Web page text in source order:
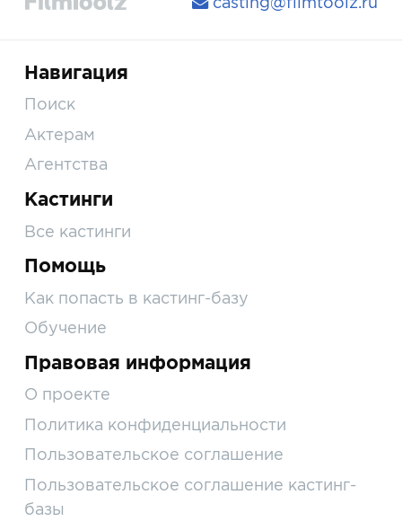
Навигация
Поиск
Актерам
Агентства
Кастинги
Все кастинги
Помощь
Как попасть в кастинг-базу
Обучение
Правовая информация
О проекте
Политика конфиденциальности
Пользовательское соглашение
Пользовательское соглашение кастинг-
базы